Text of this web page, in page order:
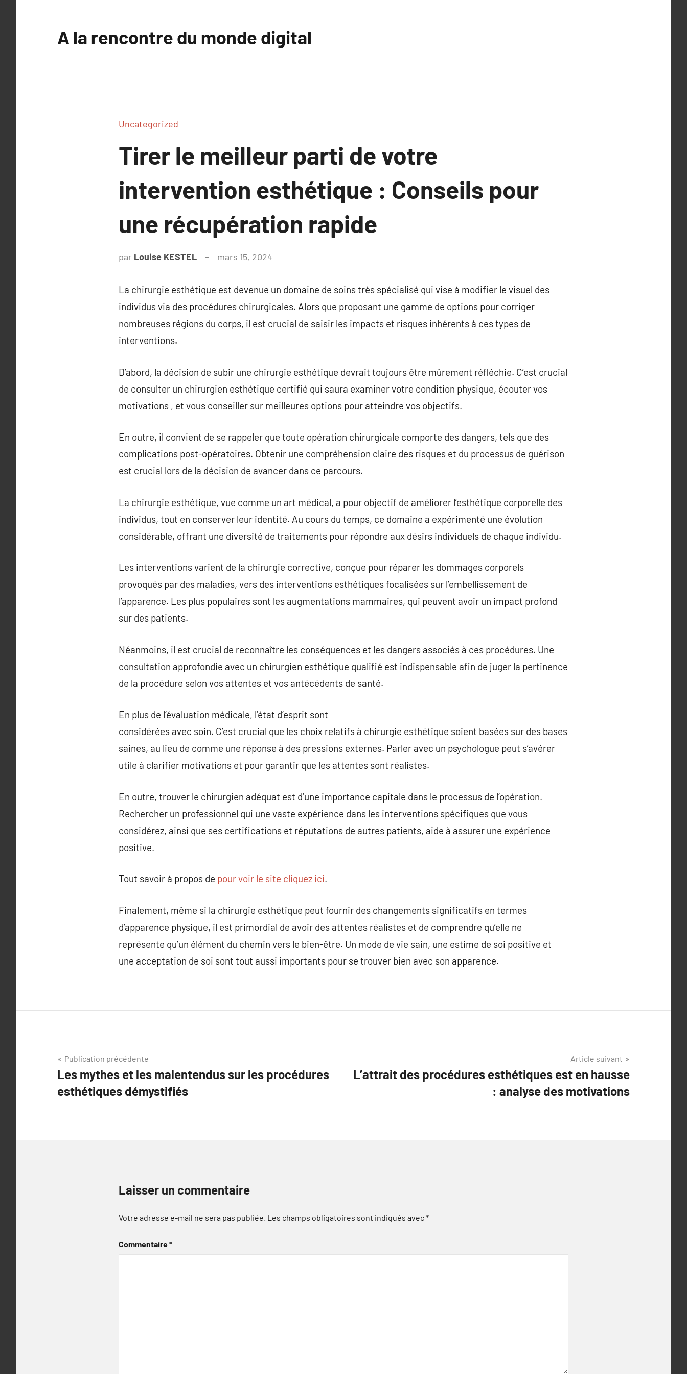
A la rencontre du monde digital
Uncategorized
Tirer le meilleur parti de votre
intervention esthétique : Conseils pour
une récupération rapide
par Louise KESTEL mars 15, 2024
La chirurgie esthétique est devenue un domaine de soins très spécialisé qui vise à modifier le visuel des
individus via des procédures chirurgicales. Alors que proposant une gamme de options pour corriger
nombreuses régions du corps, il est crucial de saisir les impacts et risques inhérents à ces types de
interventions.
D’abord, la décision de subir une chirurgie esthétique devrait toujours être mûrement réfléchie. C’est crucial
de consulter un chirurgien esthétique certifié qui saura examiner votre condition physique, écouter vos
motivations , et vous conseiller sur meilleures options pour atteindre vos objectifs.
En outre, il convient de se rappeler que toute opération chirurgicale comporte des dangers, tels que des
complications post-opératoires. Obtenir une compréhension claire des risques et du processus de guérison
est crucial lors de la décision de avancer dans ce parcours.
La chirurgie esthétique, vue comme un art médical, a pour objectif de améliorer l’esthétique corporelle des
individus, tout en conserver leur identité. Au cours du temps, ce domaine a expérimenté une évolution
considérable, offrant une diversité de traitements pour répondre aux désirs individuels de chaque individu.
Les interventions varient de la chirurgie corrective, conçue pour réparer les dommages corporels
provoqués par des maladies, vers des interventions esthétiques focalisées sur l’embellissement de
l’apparence. Les plus populaires sont les augmentations mammaires, qui peuvent avoir un impact profond
sur des patients.
Néanmoins, il est crucial de reconnaître les conséquences et les dangers associés à ces procédures. Une
consultation approfondie avec un chirurgien esthétique qualifié est indispensable afin de juger la pertinence
de la procédure selon vos attentes et vos antécédents de santé.
En plus de l’évaluation médicale, l’état d’esprit sont
considérées avec soin. C’est crucial que les choix relatifs à chirurgie esthétique soient basées sur des bases
saines, au lieu de comme une réponse à des pressions externes. Parler avec un psychologue peut s’avérer
utile à clarifier motivations et pour garantir que les attentes sont réalistes.
En outre, trouver le chirurgien adéquat est d’une importance capitale dans le processus de l’opération.
Rechercher un professionnel qui une vaste expérience dans les interventions spécifiques que vous
considérez, ainsi que ses certifications et réputations de autres patients, aide à assurer une expérience
positive.
Tout savoir à propos de pour voir le site cliquez ici.
Finalement, même si la chirurgie esthétique peut fournir des changements significatifs en termes
d’apparence physique, il est primordial de avoir des attentes réalistes et de comprendre qu’elle ne
représente qu’un élément du chemin vers le bien-être. Un mode de vie sain, une estime de soi positive et
une acceptation de soi sont tout aussi importants pour se trouver bien avec son apparence.
Navigation
de
l’article
Publication précédente
Les mythes et les malentendus sur les procédures
esthétiques démystifiés
Article suivant
L’attrait des procédures esthétiques est en hausse
: analyse des motivations
Laisser un commentaire
Votre adresse e-mail ne sera pas publiée. Les champs obligatoires sont indiqués avec*
Commentaire*